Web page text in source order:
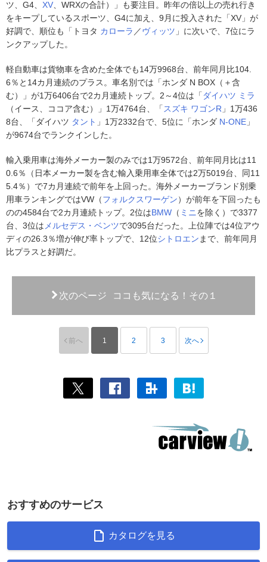
ツ、G4、 XV 、WRXの合計）」も要注目。昨年の倍以上の売れ行き
をキープしているスポーツ、G4に加え、9月に投入された「XV」が
好調で、順位も「トヨタ カローラ ／ヴィッツ 」に次いで、7位にラ
ンクアップした。
軽自動車は貨物車を含めた全体でも14万9968台、前年同月比104.
6％と14カ月連続のプラス。車名別では「ホンダ N BOX（＋含
む）」が1万6406台で2カ月連続トップ。2～4位は「 ダイハツ ミラ
（イース、ココア含む）」1万4764台、「 スズキ ワゴンR 」1万436
8台、「ダイハツ タント 」1万2332台で、5位に「ホンダ N-ONE 」
が9674台でランクインした。
輸入乗用車は海外メーカー製のみでは1万9572台、前年同月比は11
0.6％（日本メーカー製を含む輸入乗用車全体では2万5019台、同11
5.4％）で7カ月連続で前年を上回った。海外メーカーブランド別乗
用車ランキングではVW（フォルクスワーゲン）が前年を下回ったも
のの4584台で2カ月連続トップ。2位はBMW （ ミニを除く）で3377
台、3位は メルセデス・ベンツで3095台だった。上位陣では4位アウ
ディの26.3％増が伸び率トップで、12位シトロエン まで、前年同月
比プラスと好調だ。
次のページ ココも気になる！その１
前へ 1 2 3 次へ
おすすめのサービス
カタログを見る